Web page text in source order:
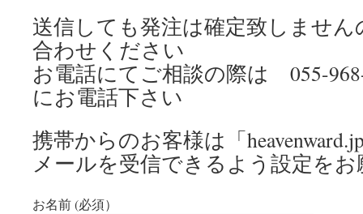
送信しても発注は確定致しませ
合わせください
お電話にてご相談の際は 055-
にお電話下さい
携帯からのお客様は「
メールを受信できるよう設定を
お名前 (必須）